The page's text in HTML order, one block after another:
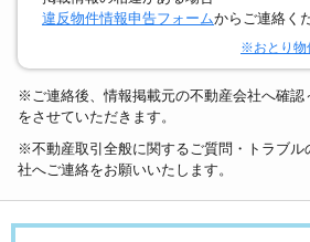
違反物件情報申告フォームからご連絡く
※おとり物
※ご連絡後、情報掲載元の不動産会社へ確認
をさせていただきます。
※不動産取引全般に関するご質問・トラブル
社へご連絡をお願いいたします。